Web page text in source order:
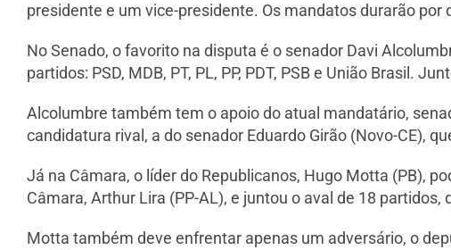
presidente e um vice-presidente. Os mandatos durarão por
No Senado, o favorito na disputa é o senador Davi
partidos: PSD, MDB, PT, PL, PP, PDT, PSB e União Brasil.
Alcolumbre também tem o apoio do atual mandatário,
candidatura rival, a do senador Eduardo Girão (Novo-CE),
Já na Câmara, o líder do Republicanos, Hugo Motta (PB),
Câmara, Arthur Lira (PP-AL), e juntou o aval de 18
Motta também deve enfrentar apenas um adversário, o